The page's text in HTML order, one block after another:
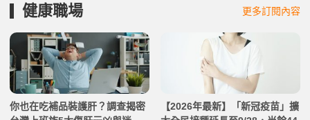
健康職場 更多訂閱內容
你也在吃補品裝護肝？調查揭密
【2026年最新】「新冠疫苗」擴